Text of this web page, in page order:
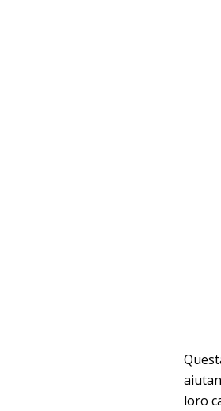
loro